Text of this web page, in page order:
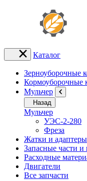
Каталог
Зерноуборочные
Кормоуборочные
Мульчер
Назад
Мульчер
УЭС-2-280
Фреза
Жатки и адаптеры
Запасные части
Расходные
Двигатели
Все запчасти